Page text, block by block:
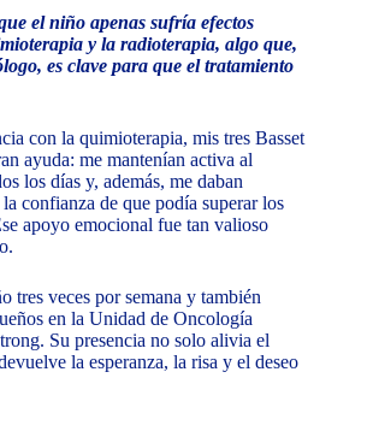
el niño apenas sufría efectos
y la radioterapia, algo que,
es clave para que el tratamiento
con la quimioterapia, mis tres Basset
ayuda: me mantenían activa al
los días y, además, me daban
confianza de que podía superar los
apoyo emocional fue tan valioso
tres veces por semana y también
en la Unidad de Oncología
Su presencia no solo alivia el
la esperanza, la risa y el deseo